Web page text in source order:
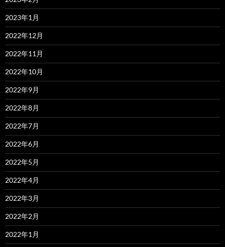
2023年1月
2022年12月
2022年11月
2022年10月
2022年9月
2022年8月
2022年7月
2022年6月
2022年5月
2022年4月
2022年3月
2022年2月
2022年1月